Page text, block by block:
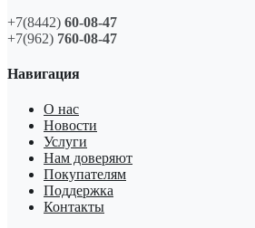
+7(8442) 60-08-47
+7(962) 760-08-47
Навигация
О нас
Новости
Услуги
Нам доверяют
Покупателям
Поддержка
Контакты